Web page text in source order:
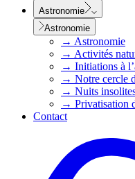
Astronomie
Astronomie
→ Astronomie
→ Activités
→ Initiations à
→ Notre cercle
→ Nuits
→ Privatisation
Contact